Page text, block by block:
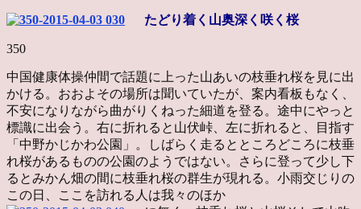
たどり着く山奥深く咲く桜
350
中国健康体操仲間で話題に上った山あいの枝垂れ桜を見に出
かける。おおよその場所は聞いていたが、案内看板もなく、
不安になりながら曲がりくねった細道を登る。途中にやっと
標識に出会う。右に折れると山伏峠、左に折れると、目指す
「中野かじかわ公園」。しばらく走るとところどころに枝垂
れ桜があるものの公園のようではない。さらに登って少し下
るとみかん畑の間に枝垂れ桜の群生が現れる。小雨交じりの
この日、ここを訪れる人は我々のほか